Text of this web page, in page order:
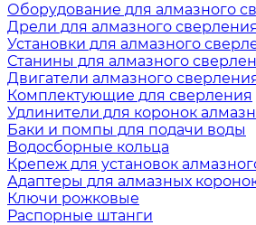
Оборудование для алмазного
Дрели для алмазного сверления
Установки для алмазного
Станины для алмазного
Двигатели алмазного
Комплектующие для сверления
Удлинители для коронок
Баки и помпы для подачи воды
Водосборные кольца
Крепеж для установок
Адаптеры для алмазных
Ключи рожковые
Распорные штанги